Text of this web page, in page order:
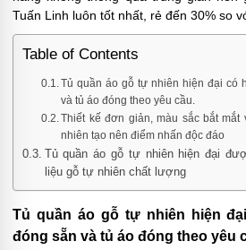
Tuấn Linh luôn tốt nhất, rẻ đến 30% so
Table of Contents
Tủ quần áo gỗ tự nhiên hiện đại có
và tủ áo đóng theo yêu cầu.
Thiết kế đơn giản, màu sắc bắt
nhiên tạo nên điểm nhấn độc đáo
Tủ quần áo gỗ tự nhiên hiện đại
liệu gỗ tự nhiên chất lượng
Tủ quần áo gỗ tự nhiên hiện
đóng sẵn và tủ áo đóng theo yêu